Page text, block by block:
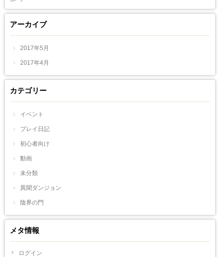
アーカイブ
2017年5月
2017年4月
カテゴリー
イベント
プレイ日記
初心者向け
動画
未分類
異聞ダンジョン
陰界の門
メタ情報
ログイン